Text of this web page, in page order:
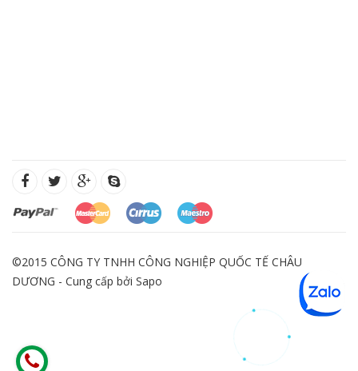
©2015 CÔNG TY TNHH CÔNG NGHIỆP QUỐC TẾ CHÂU
DƯƠNG - Cung cấp bởi Sapo